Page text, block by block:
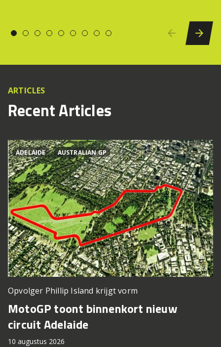
ARTICLES
Recent Articles
ADELAIDE AUSTRALIAN GP
Opvolger Phillip Island krijgt vorm
MotoGP toont binnenkort nieuw
circuit Adelaide
10 augustus 2026